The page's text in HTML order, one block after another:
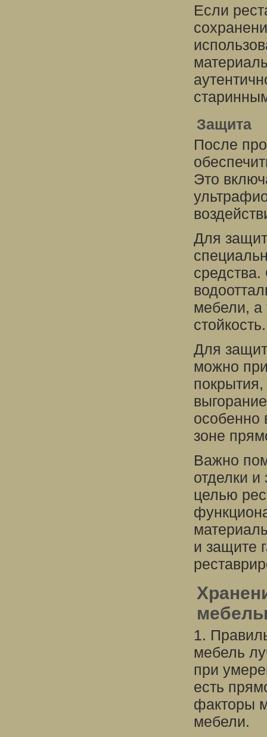
Если
Защита
После
Это
Для
мебели, а
стойкость.
Для
можно
покрытия,
особенно
зоне
Важно
отделки
целью
и защите
1.
мебель
при
есть
факторы
мебели.